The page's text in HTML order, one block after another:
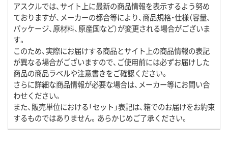
アスクルでは、サイト上に最新の商品情報を表示するよう努め
ておりますが、メーカーの都合等により、商品規格・仕様（容量、
パッケージ、原材料、原産国など）が変更される場合がございま
す。
このため、実際にお届けする商品とサイト上の商品情報の表記
が異なる場合がございますので、ご使用前には必ずお届けした
商品の商品ラベルや注意書きをご確認ください。
さらに詳細な商品情報が必要な場合は、メーカー等にお問い合
わせください。
また、販売単位における「セット」表記は、箱でのお届けをお約束
するものではありません。あらかじめご了承ください。